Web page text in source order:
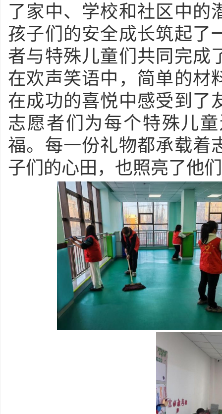
了家中、学校和社区中的
孩子们的安全成长筑起了
者与特殊儿童们共同完成
在欢声笑语中，简单的材
在成功的喜悦中感受到了
志愿者们为每个特殊儿
福。每一份礼物都承载着
子们的心田，也照亮了他